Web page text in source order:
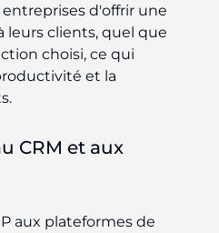
d'offrir une
leurs clients, quel que
choisi, ce qui
et la
CRM et aux
aux plateformes de